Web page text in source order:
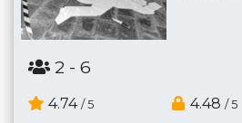
2 - 6
4.74 / 5 4.48 / 5